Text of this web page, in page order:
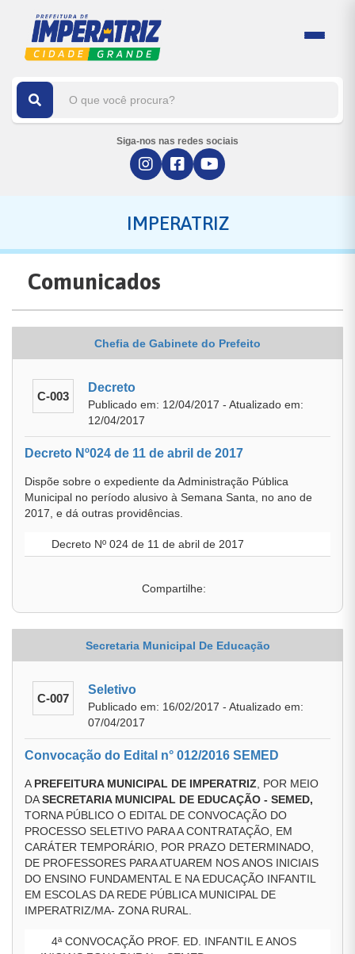
Siga-nos nas redes sociais
IMPERATRIZ
Comunicados
Chefia de Gabinete do Prefeito
C-003
Decreto
Publicado em: 12/04/2017 - Atualizado em:
12/04/2017
Decreto Nº024 de 11 de abril de 2017
Dispõe sobre o expediente da Administração Pública
Municipal no período alusivo à Semana Santa, no ano de
2017, e dá outras providências.
Decreto Nº 024 de 11 de abril de 2017
Compartilhe:
Secretaria Municipal De Educação
C-007
Seletivo
Publicado em: 16/02/2017 - Atualizado em:
07/04/2017
Convocação do Edital n° 012/2016 SEMED
A PREFEITURA MUNICIPAL DE IMPERATRIZ , POR MEIO
DASECRETARIA MUNICIPAL DE EDUCAÇÃO - SEMED,
TORNA PÚBLICO O EDITAL DE CONVOCAÇÃO DO
PROCESSO SELETIVO PARA A CONTRATAÇÃO, EM
CARÁTER TEMPORÁRIO, POR PRAZO DETERMINADO,
DE PROFESSORES PARA ATUAREM NOS ANOS INICIAIS
DO ENSINO FUNDAMENTAL E NA EDUCAÇÃO INFANTIL
EM ESCOLAS DA REDE PÚBLICA MUNICIPAL DE
IMPERATRIZ/MA- ZONA RURAL.
4ª CONVOCAÇÃO PROF. ED. INFANTIL E ANOS